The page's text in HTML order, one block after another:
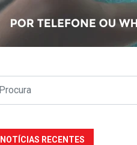
NOTÍCIAS RECENTES